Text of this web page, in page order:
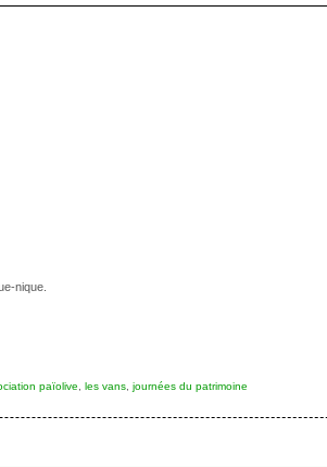
nique.
païolive les vans journées du patrimoine